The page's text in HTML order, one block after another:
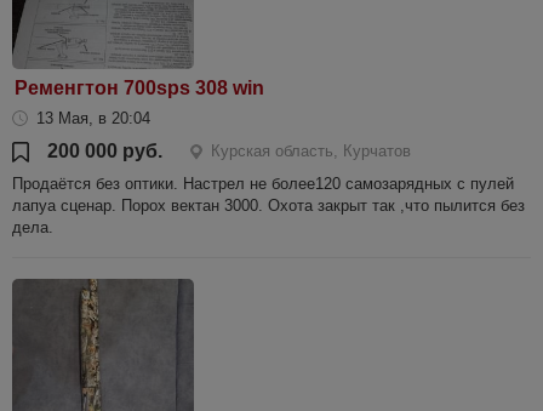
Ременгтон 700sps 308 win
13 Мая, в 20:04
200 000 руб.
Курская область, Курчатов
Продаётся без оптики. Настрел не более120 самозарядных с пулей
лапуа сценар. Порох вектан 3000. Охота закрыт так ,что пылится без
дела.